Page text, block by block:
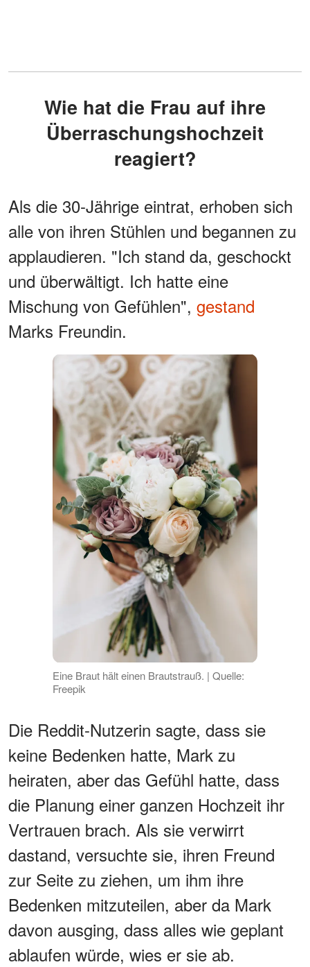
Wie hat die Frau auf ihre
Überraschungshochzeit
reagiert?
Als die 30-Jährige eintrat, erhoben sich
alle von ihren Stühlen und begannen zu
applaudieren. "Ich stand da, geschockt
und überwältigt. Ich hatte eine
Mischung von Gefühlen", gestand
Marks Freundin.
Eine Braut hält einen Brautstrauß. | Quelle:
Freepik
Die Reddit-Nutzerin sagte, dass sie
keine Bedenken hatte, Mark zu
heiraten, aber das Gefühl hatte, dass
die Planung einer ganzen Hochzeit ihr
Vertrauen brach. Als sie verwirrt
dastand, versuchte sie, ihren Freund
zur Seite zu ziehen, um ihm ihre
Bedenken mitzuteilen, aber da Mark
davon ausging, dass alles wie geplant
ablaufen würde, wies er sie ab.